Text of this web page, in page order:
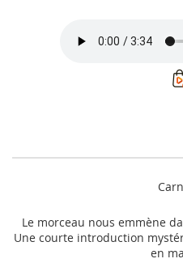
Le morceau nous emmène
Une courte introduction
en